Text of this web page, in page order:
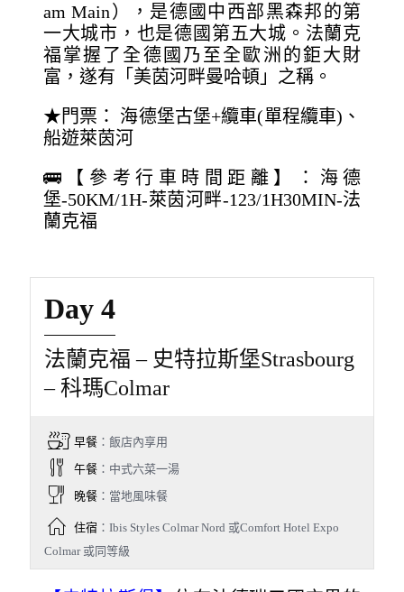
am Main），是德國中西部黑森邦的第
一大城市，也是德國第五大城。法蘭克
福掌握了全德國乃至全歐洲的鉅大財
富，遂有「美茵河畔曼哈頓」之稱。
★門票： 海德堡古堡+纜車(單程纜車)、
船遊萊茵河
🚌【參考行車時間距離】：海德
堡-50KM/1H-萊茵河畔-123/1H30MIN-法
蘭克福
Day 4
法蘭克福 – 史特拉斯堡Strasbourg
– 科瑪Colmar
早餐：飯店內享用
午餐：中式六菜一湯
晚餐：當地風味餐
住宿：Ibis Styles Colmar Nord 或Comfort Hotel Expo
Colmar 或同等級